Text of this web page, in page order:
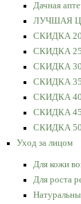
Дачная
ЛУЧШАЯ
СКИДКА
СКИДКА
СКИДКА
СКИДКА
СКИДКА
СКИДКА
СКИДКА
Уход за лицом
Для кожи
Для роста